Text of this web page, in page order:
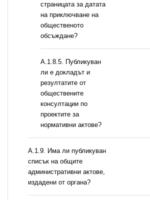
страницата за датата
на приключване на
общественото
обсъждане?
А.1.8.5. Публикуван
ли е докладът и
резултатите от
обществените
консултации по
проектите за
нормативни актове?
А.1.9. Има ли публикуван
списък на общите
административни актове,
издадени от органа?